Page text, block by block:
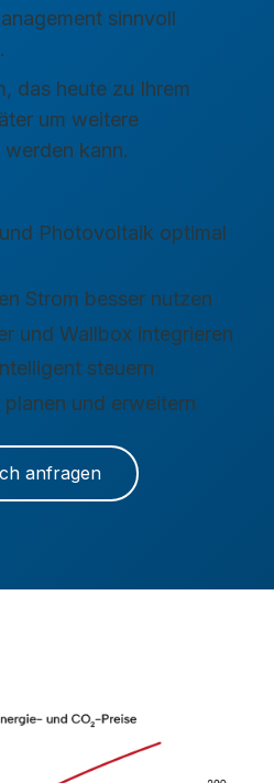
sinnvoll
das heute zu Ihrem
um weitere
kann.
Photovoltaik optimal
Strom besser nutzen
und Wallbox integrieren
steuern
und erweitern
anfragen